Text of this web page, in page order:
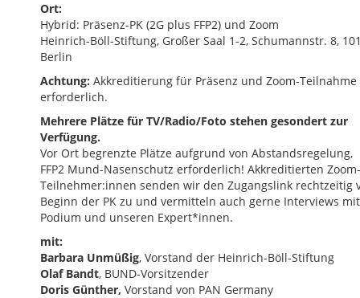
Ort:
Hybrid: Präsenz-PK (2G plus FFP2) und Zoom
Heinrich-Böll-Stiftung, Großer Saal 1-2, Schumannstr. 8,
Berlin
Achtung: Akkreditierung für Präsenz und Zoom-Teilnahme
erforderlich.
Mehrere Plätze für TV/Radio/Foto stehen gesondert zur
Verfügung.
Vor Ort begrenzte Plätze aufgrund von Abstandsregelung,
FFP2 Mund-Nasenschutz erforderlich! Akkreditierten Zoom-
Teilnehmer:innen senden wir den Zugangslink rechtzeitig
Beginn der PK zu und vermitteln auch gerne Interviews mit
Podium und unseren Expert*innen.
mit:
Barbara Unmüßig, Vorstand der Heinrich-Böll-Stiftung
Olaf Bandt, BUND-Vorsitzender
Doris Günther, Vorstand von PAN Germany